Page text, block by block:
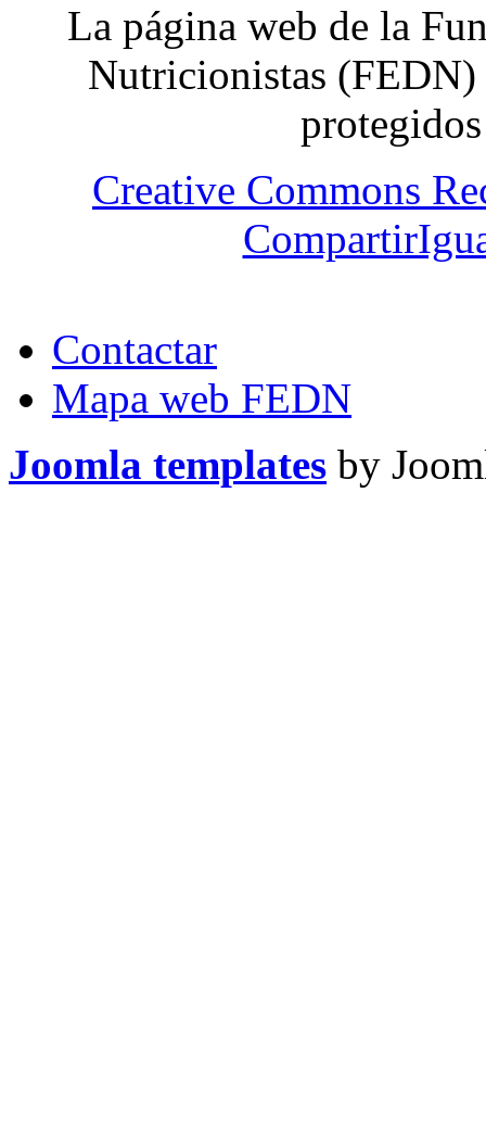
La página web de la
Nutricionistas (FEDN)
Creative Commons
Contactar
Mapa web FEDN
Joomla templates by